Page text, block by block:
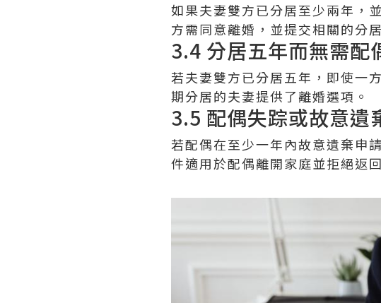
如果夫妻雙方已分居至少兩年，
方需同意離婚，並提交相關的分
3.4 分居五年而無需配
若夫妻雙方已分居五年，即使一
期分居的夫妻提供了離婚選項。
3.5 配偶失踪或故意遺
若配偶在至少一年內故意遺棄申
件適用於配偶離開家庭並拒絕返